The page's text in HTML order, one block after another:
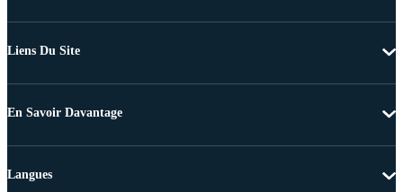
Liens Du Site
En Savoir Davantage
Langues